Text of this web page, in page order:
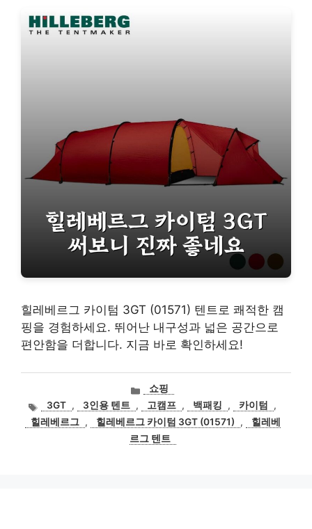
힐레베르그 카이텀 3GT (01571) 텐트로 쾌적한 캠
핑을 경험하세요. 뛰어난 내구성과 넓은 공간으로
편안함을 더합니다. 지금 바로 확인하세요!
카
테
고
리
쇼핑
태
그
3GT , 3인용 텐트 , 고캠프 , 백패킹 , 카이텀
,
힐레베르그 , 힐레베르그 카이텀 3GT (01571) ,
힐레베
르그 텐트